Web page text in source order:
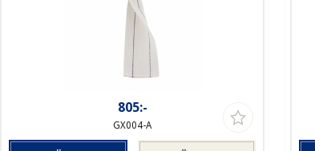
805:-
GX004-A